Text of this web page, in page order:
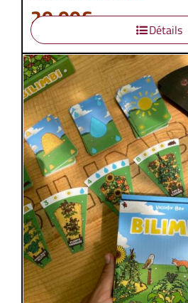
20,00€ Détails